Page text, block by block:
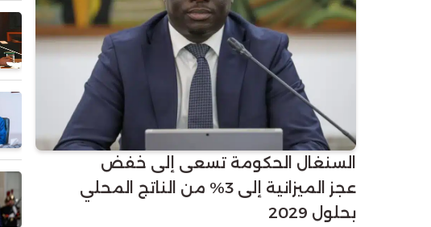
السنغال الحكومة تسعى إلى خفض
عجز الميزانية إلى 3% من الناتج المحلي
بحلول 2029